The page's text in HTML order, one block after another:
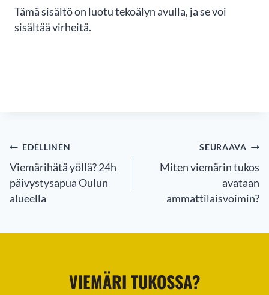
Tämä sisältö on luotu tekoälyn avulla, ja se voi
sisältää virheitä.
ARTIKKELIEN
SELAUS
EDELLINEN
Viemärihätä yöllä? 24h
päivystysapua Oulun
alueella
SEURAAVA
Miten viemärin tukos
avataan
ammattilaisvoimin?
VIEMÄRI TUKOSSA?